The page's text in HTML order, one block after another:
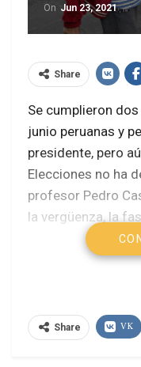
On Jun 23, 2021
Share
Se cumplieron
junio peruanas y
presidente, pero
Elecciones no ha
profesor Pedro
la vergüenza, la
por muy poco
diferencia con el
La historia vuelve
derecha, la
Share VK